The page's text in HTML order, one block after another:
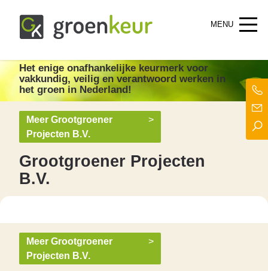
Groenkeur
Het enige onafhankelijke keurmerk voor groen in Nederland!
Het enige onafhankelijke keurmerk voor
vakkundig, veilig en verantwoord werken in
het groen in Nederland!
Meer Grootgroener
Projecten B.V.
>
Grootgroener Projecten
B.V.
Meer Grootgroener
Projecten B.V.
>